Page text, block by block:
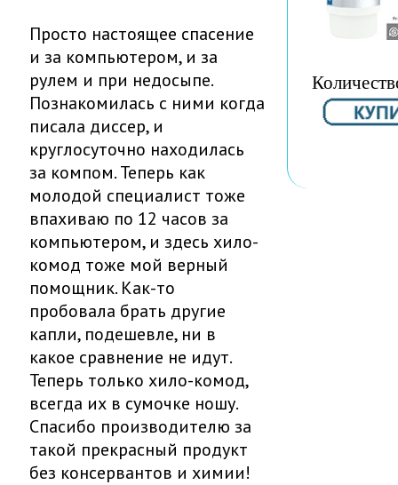
Просто настоящее спасение
и за компьютером, и за
рулем и при недосыпе.
Познакомилась с ними когда
писала диссер, и
круглосуточно находилась
за компом. Теперь как
молодой специалист тоже
впахиваю по 12 часов за
компьютером, и здесь хило-
комод тоже мой верный
помощник. Как-то
пробовала брать другие
капли, подешевле, ни в
какое сравнение не идут.
Теперь только хило-комод,
всегда их в сумочке ношу.
Спасибо производителю за
такой прекрасный продукт
без консервантов и химии!